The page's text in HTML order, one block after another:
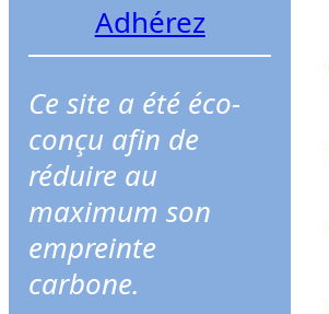
e
r
c
h
e
r
Adhérez
Ce site a été éco-
conçu afin de
réduire au
maximum son
empreinte
carbone.